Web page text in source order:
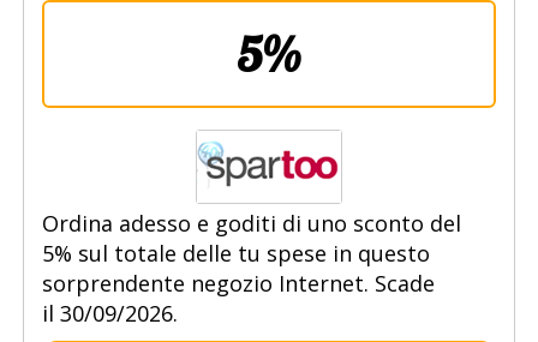
5%
Ordina adesso e goditi di uno sconto del
5% sul totale delle tu spese in questo
sorprendente negozio Internet. Scade
il 30/09/2026.